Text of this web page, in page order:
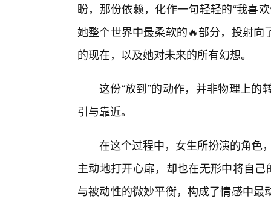
盼，那份依赖，化作一句轻轻的“我喜
她整个世界中最柔软的🔥部分，投射
的现在，以及她对未来的所有幻想。
这份“放到”的动作，并非物理上
引与靠近。
在这个过程中，女生所扮演的角色
主动地打开心扉，却也在无形中将自
与被动性的微妙平衡，构成了情感中